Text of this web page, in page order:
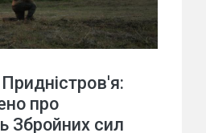
про
Збройних сил